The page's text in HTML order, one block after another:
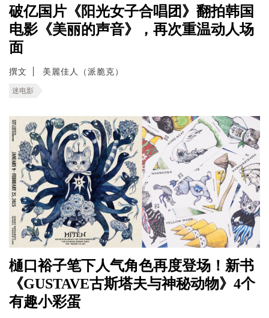
破亿国片《阳光女子合唱团》翻拍韩国
电影《美丽的声音》，再次重温动人场
面
撰文 美麗佳人（派脆克）
迷电影
樋口裕子笔下人气角色再度登场！新书
《GUSTAVE古斯塔夫与神秘动物》4个
有趣小彩蛋